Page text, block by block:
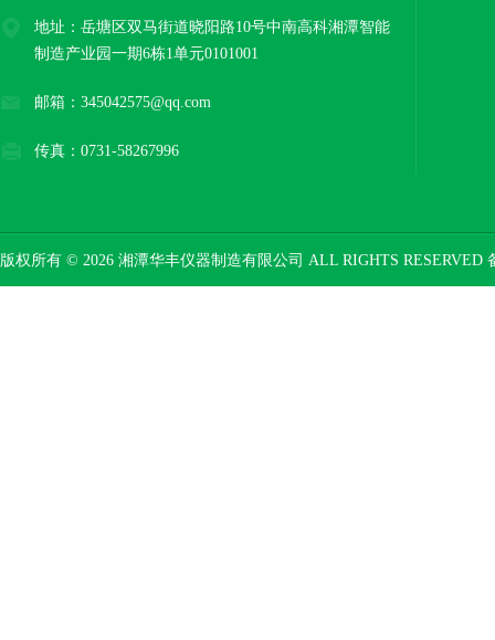
地址：岳塘区双马街道晓阳路10号中南高科湘潭智能
制造产业园一期6栋1单元0101001
邮箱：345042575@qq.com
传真：0731-58267996
版权所有 © 2026 湘潭华丰仪器制造有限公司 ALL RIGHTS RESERVED